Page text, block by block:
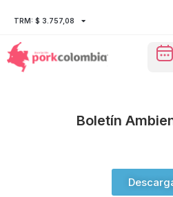
TRM: $ 3.757,08
Boletín